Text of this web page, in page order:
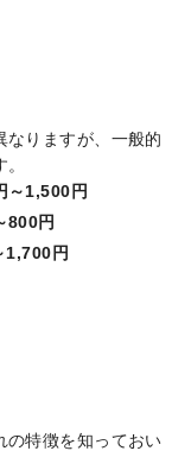
なりますが、一般的
～1,500円
800円
1,700円
の特徴を知っておい